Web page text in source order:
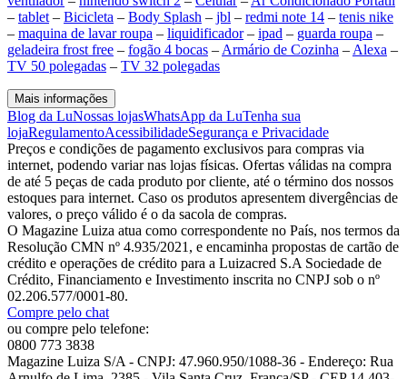
– tablet – Bicicleta – Body Splash – jbl – redmi note 14 – tenis nike
– maquina de lavar roupa – liquidificador– ipad – guarda roupa –
geladeira frost free – fogão 4 bocas – Armário de Cozinha – Alexa –
TV 50 polegadas – TV 32 polegadas
Mais informações
Blog da LuNossas lojasWhatsApp da LuTenha sua
lojaRegulamentoAcessibilidadeSegurança e Privacidade
Preços e condições de pagamento exclusivos para compras via
internet, podendo variar nas lojas físicas. Ofertas válidas na compra
de até 5 peças de cada produto por cliente, até o término dos nossos
estoques para internet. Caso os produtos apresentem divergências de
valores, o preço válido é o da sacola de compras.
O Magazine Luiza atua como correspondente no País, nos termos da
Resolução CMN nº 4.935/2021, e encaminha propostas de cartão de
crédito e operações de crédito para a Luizacred S.A Sociedade de
Crédito, Financiamento e Investimento inscrita no CNPJ sob o nº
02.206.577/0001-80.
Compre pelo chat
ou compre pelo telefone:
0800 773 3838
Magazine Luiza S/A - CNPJ: 47.960.950/1088-36 - Endereço: Rua